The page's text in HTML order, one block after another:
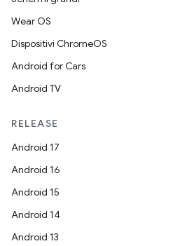
Wear OS
Dispositivi ChromeOS
Android for Cars
Android TV
RELEASE
Android 17
Android 16
Android 15
Android 14
Android 13